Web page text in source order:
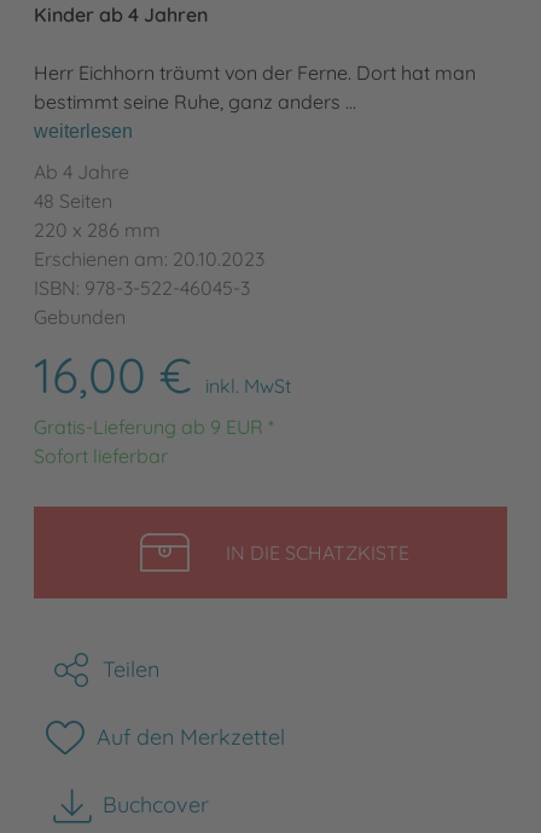
Kinder ab 4 Jahren
Herr Eichhorn träumt von der Ferne. Dort hat man
bestimmt seine Ruhe, ganz anders …
weiterlesen
Ab 4 Jahre
48 Seiten
220 x 286 mm
Erschienen am: 20.10.2023
ISBN: 978-3-522-46045-3
Gebunden
16,00 €
inkl. MwSt
Gratis-Lieferung ab 9 EUR *
Sofort lieferbar
IN DIE SCHATZKISTELEGEN
Teilen
Auf den Merkzettel
Buchcover
herunterladen